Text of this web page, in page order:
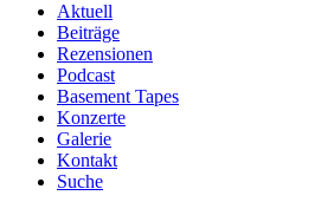
Aktuell
Beiträge
Rezensionen
Podcast
Basement Tapes
Konzerte
Galerie
Kontakt
Suche